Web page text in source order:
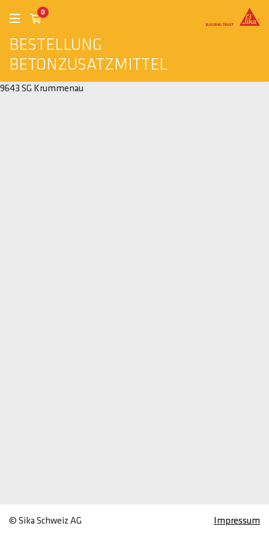
BESTELLUNG
BETONZUSATZMITTEL
0
9643 SG Krummenau
© Sika Schweiz AG Impressum